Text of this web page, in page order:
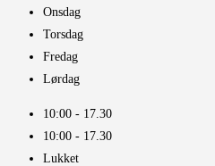
Onsdag
Torsdag
Fredag
Lørdag
10:00 - 17.30​
10:00 - 17.30​
Lukket